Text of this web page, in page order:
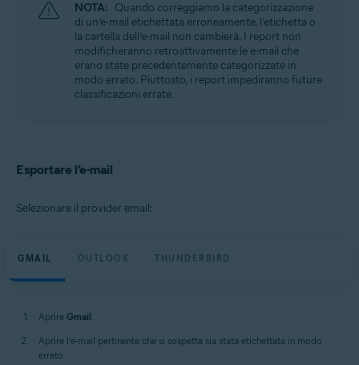
NOTA: Quando correggiamo la categorizzazione
di un’e-mail etichettata erroneamente, l’etichetta o
la cartella dell’e-mail non cambierà. I report non
modificheranno retroattivamente le e-mail che
erano state precedentemente categorizzate in
modo errato. Piuttosto, i report impediranno future
classificazioni errate.
Esportare l’e-mail
Selezionare il provider email:
GMAIL OUTLOOK THUNDERBIRD
Aprire Gmail.
Aprire l’e-mail pertinente che si sospetta sia stata etichettata in modo
errato.